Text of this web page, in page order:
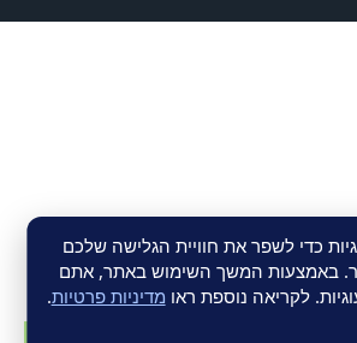
כדי לשפר את חוויית הגלישה שלכם
באמצעות המשך השימוש באתר, אתם
לקריאה נוספת ראו מדיניות פרטיות.